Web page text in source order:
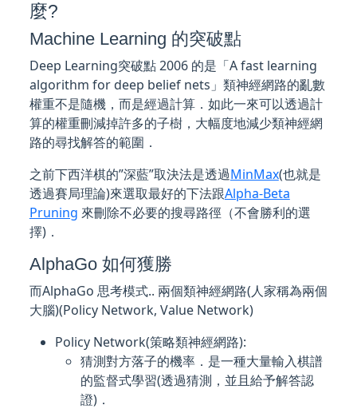
麼?
Machine Learning 的突破點
Deep Learning突破點 2006 的是「A fast learning
algorithm for deep belief nets」類神經網路的亂數
權重不是隨機，而是經過計算．如此一來可以透過計
算的權重刪減掉許多的子樹，大幅度地減少類神經網
路的尋找解答的範圍．
之前下西洋棋的”深藍”取決法是透過MinMax(也就是
透過賽局理論)來選取最好的下法跟Alpha-Beta
Pruning 來刪除不必要的搜尋路徑（不會勝利的選
擇)．
AlphaGo 如何獲勝
而AlphaGo 思考模式.. 兩個類神經網路(人家稱為兩個
大腦)(Policy Network, Value Network)
Policy Network(策略類神經網路):
猜測對方落子的機率．是一種大量輸入棋譜
的監督式學習(透過猜測，並且給予解答認
證)．